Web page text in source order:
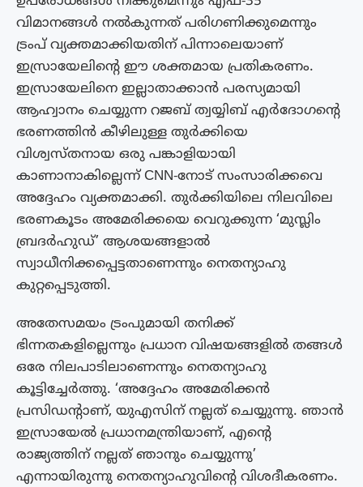
വിമാനങ്ങൾ നൽകുന്നത് പരിഗണിക്കുമെന്നും
ട്രംപ് വ്യക്തമാക്കിയതിന് പിന്നാലെയാണ്
ഇസ്രായേലിന്റെ ഈ ശക്തമായ പ്രതികരണം.
ഇസ്രായേലിനെ ഇല്ലാതാക്കാൻ പരസ്യമായി
ആഹ്വാനം ചെയ്യുന്ന റജബ് ത്വയ്യിബ് എർദോഗന്റെ
ഭരണത്തിൻ കീഴിലുള്ള തുർക്കിയെ
വിശ്വസ്തനായ ഒരു പങ്കാളിയായി
കാണാനാകില്ലെന്ന് CNN-നോട് സംസാരിക്കവെ
അദ്ദേഹം വ്യക്തമാക്കി. തുർക്കിയിലെ നിലവിലെ
ഭരണകൂടം അമേരിക്കയെ വെറുക്കുന്ന ‘മുസ്ലിം
ബ്രദർഹുഡ്’ ആശയങ്ങളാൽ
സ്വാധീനിക്കപ്പെട്ടതാണെന്നും നെതന്യാഹു
കുറ്റപ്പെടുത്തി.
അതേസമയം ട്രംപുമായി തനിക്ക്
ഭിന്നതകളില്ലെന്നും പ്രധാന വിഷയങ്ങളില്‍ തങ്ങള്‍
ഒരേ നിലപാടിലാണെന്നും നെതന്യാഹു
കൂട്ടിച്ചേര്‍ത്തു. ‘അദ്ദേഹം അമേരിക്കന്‍
പ്രസിഡന്റാണ്, യുഎസിന് നല്ലത് ചെയ്യുന്നു. ഞാന്‍
ഇസ്രായേല്‍ പ്രധാനമന്ത്രിയാണ്, എന്റെ
രാജ്യത്തിന് നല്ലത് ഞാനും ചെയ്യുന്നു’
എന്നായിരുന്നു നെതന്യാഹുവിന്റെ വിശദീകരണം.